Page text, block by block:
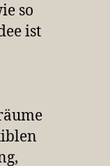
so
ist